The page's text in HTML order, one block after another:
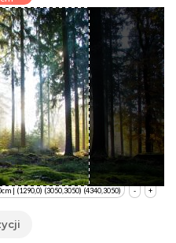
+
-
| (1290,0) (3050,3050) (4340,3050)